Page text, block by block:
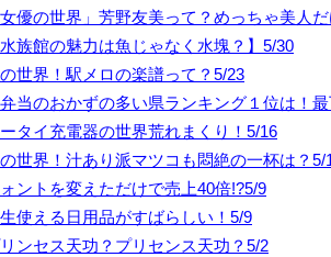
優の世界」芳野友美って？めっちゃ美人
族館の魅力は魚じゃなく水塊？】5/30
世界！駅メロの楽譜って？5/23
当のおかずの多い県ランキング１位は！
タイ充電器の世界荒れまくり！5/16
世界！汁あり派マツコも悶絶の一杯は？5/
ントを変えただけで売上40倍!?5/9
使える日用品がすばらしい！5/9
ンセス天功？プリセンス天功？5/2